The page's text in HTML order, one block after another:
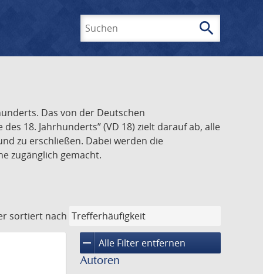
search
Das von der Deutschen
18. Jahrhunderts” (VD 18) zielt darauf ab, alle
zu erschließen. Dabei werden die
zugänglich gemacht.
sortiert nach
remove Alle Filter entfernen
Autoren